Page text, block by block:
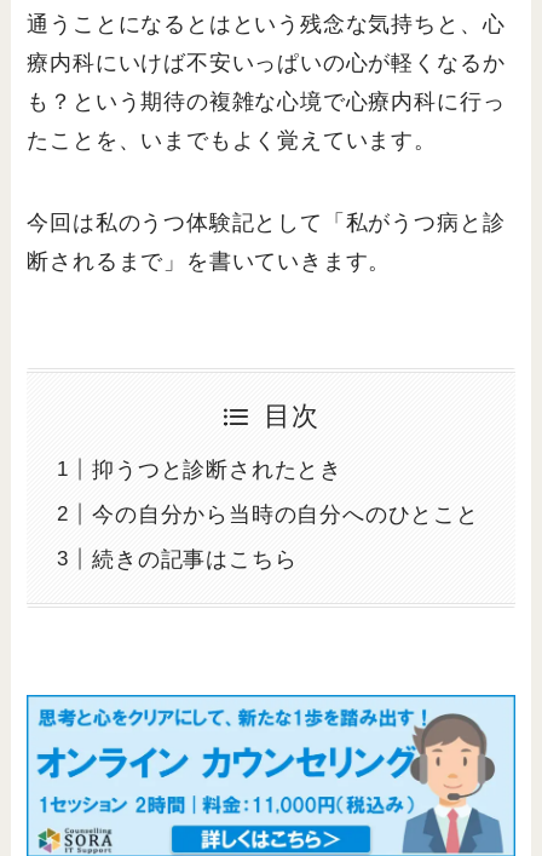
通うことになるとはという残念な気持ちと、心
療内科にいけば不安いっぱいの心が軽くなるか
も？という期待の複雑な心境で心療内科に行っ
たことを、いまでもよく覚えています。
今回は私のうつ体験記として「私がうつ病と診
断されるまで」を書いていきます。
目次
抑うつと診断されたとき
今の自分から当時の自分へのひとこと
続きの記事はこちら